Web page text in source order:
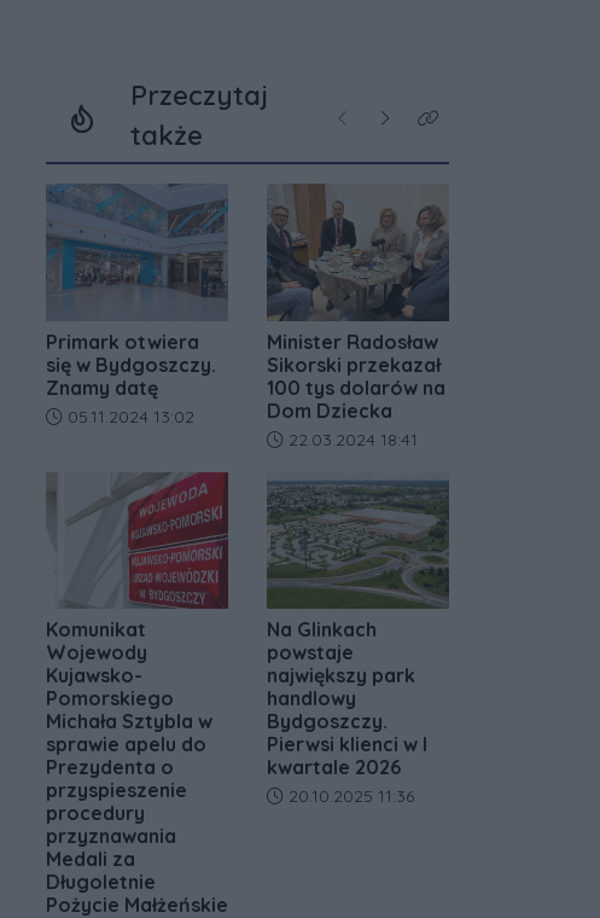
Przeczytaj
także
Poprzednie
NastępneKliknij aby zobaczyć
Primark otwiera
się w Bydgoszczy.
Znamy datę
Data dodania artykułu:
05.11.2024 13:02
Minister Radosław
Sikorski przekazał
100 tys dolarów na
Dom Dziecka
Data dodania artykułu:
22.03.2024 18:41
Komunikat
Wojewody
Kujawsko-
Pomorskiego
Michała Sztybla w
sprawie apelu do
Prezydenta o
przyspieszenie
procedury
przyznawania
Medali za
Długoletnie
Pożycie Małżeńskie
Na Glinkach
powstaje
największy park
handlowy
Bydgoszczy.
Pierwsi klienci w I
kwartale 2026
Data dodania artykułu:
20.10.2025 11:36